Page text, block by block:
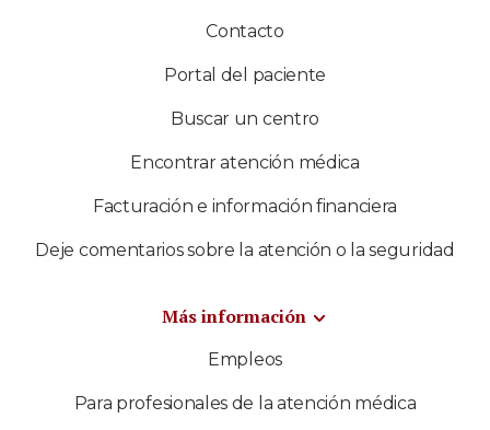
Contacto
Portal del paciente
Buscar un centro
Encontrar atención médica
Facturación e información financiera
Deje comentarios sobre la atención o la seguridad
Más información
Empleos
Para profesionales de la atención médica